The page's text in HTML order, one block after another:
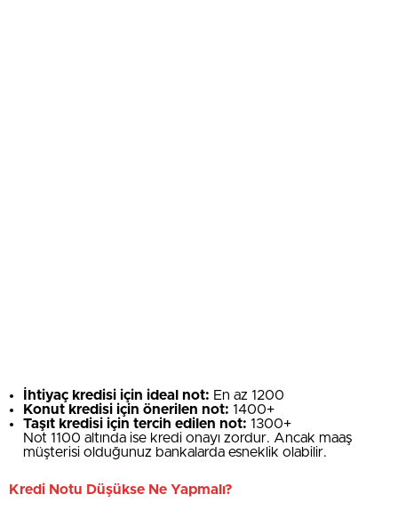
İhtiyaç kredisi için ideal not: En az 1200
Konut kredisi için önerilen not: 1400+
Taşıt kredisi için tercih edilen not: 1300+
Not 1100 altında ise kredi onayı zordur. Ancak maaş
müşterisi olduğunuz bankalarda esneklik olabilir.
Kredi Notu Düşükse Ne Yapmalı?